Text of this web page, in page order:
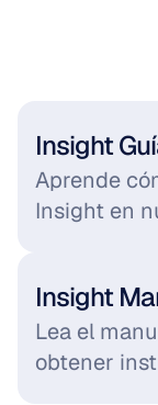
Insight
Aprende
Insight en
Insight
Lea el
obtener